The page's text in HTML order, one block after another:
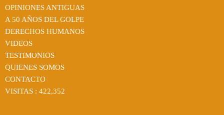
OPINIONES ANTIGUAS
A 50 AÑOS DEL GOLPE
DERECHOS HUMANOS
VIDEOS
TESTIMONIOS
QUIENES SOMOS
CONTACTO
VISITAS : 422,352